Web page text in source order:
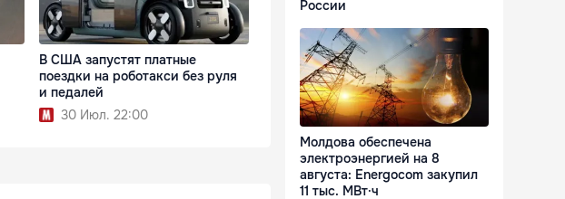
В США запустят платные
поездки на роботакси без руля
и педалей
30 Июл. 22:00
России
Молдова обеспечена
электроэнергией на 8
августа: Energocom закупил
11 тыс. МВт·ч